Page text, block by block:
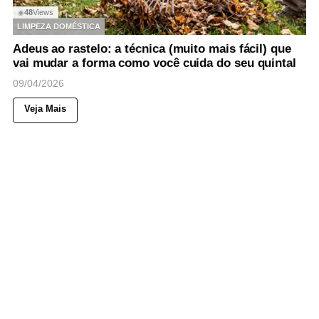
◉48Views
LIMPEZA DOMÉSTICA
Adeus ao rastelo: a técnica (muito mais fácil) que
vai mudar a forma como você cuida do seu quintal
09/04/2026
Veja Mais